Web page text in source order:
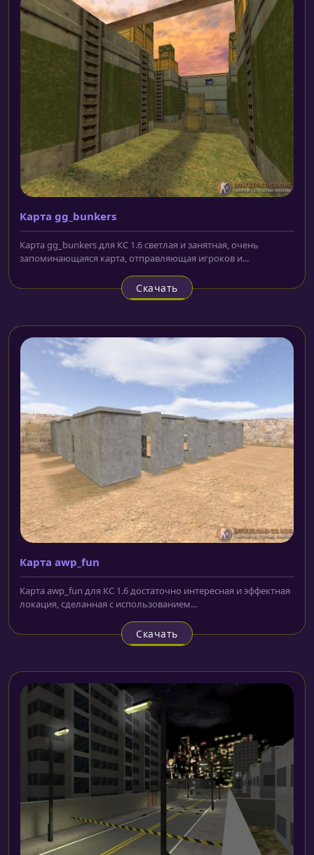
Карта gg_bunkers
Карта gg_bunkers для КС 1.6 светлая и занятная, очень
запоминающаяся карта, отправляющая игроков и...
Скачать
Карта awp_fun
Карта awp_fun для КС 1.6 достаточно интересная и эффектная
локация, сделанная с использованием...
Скачать